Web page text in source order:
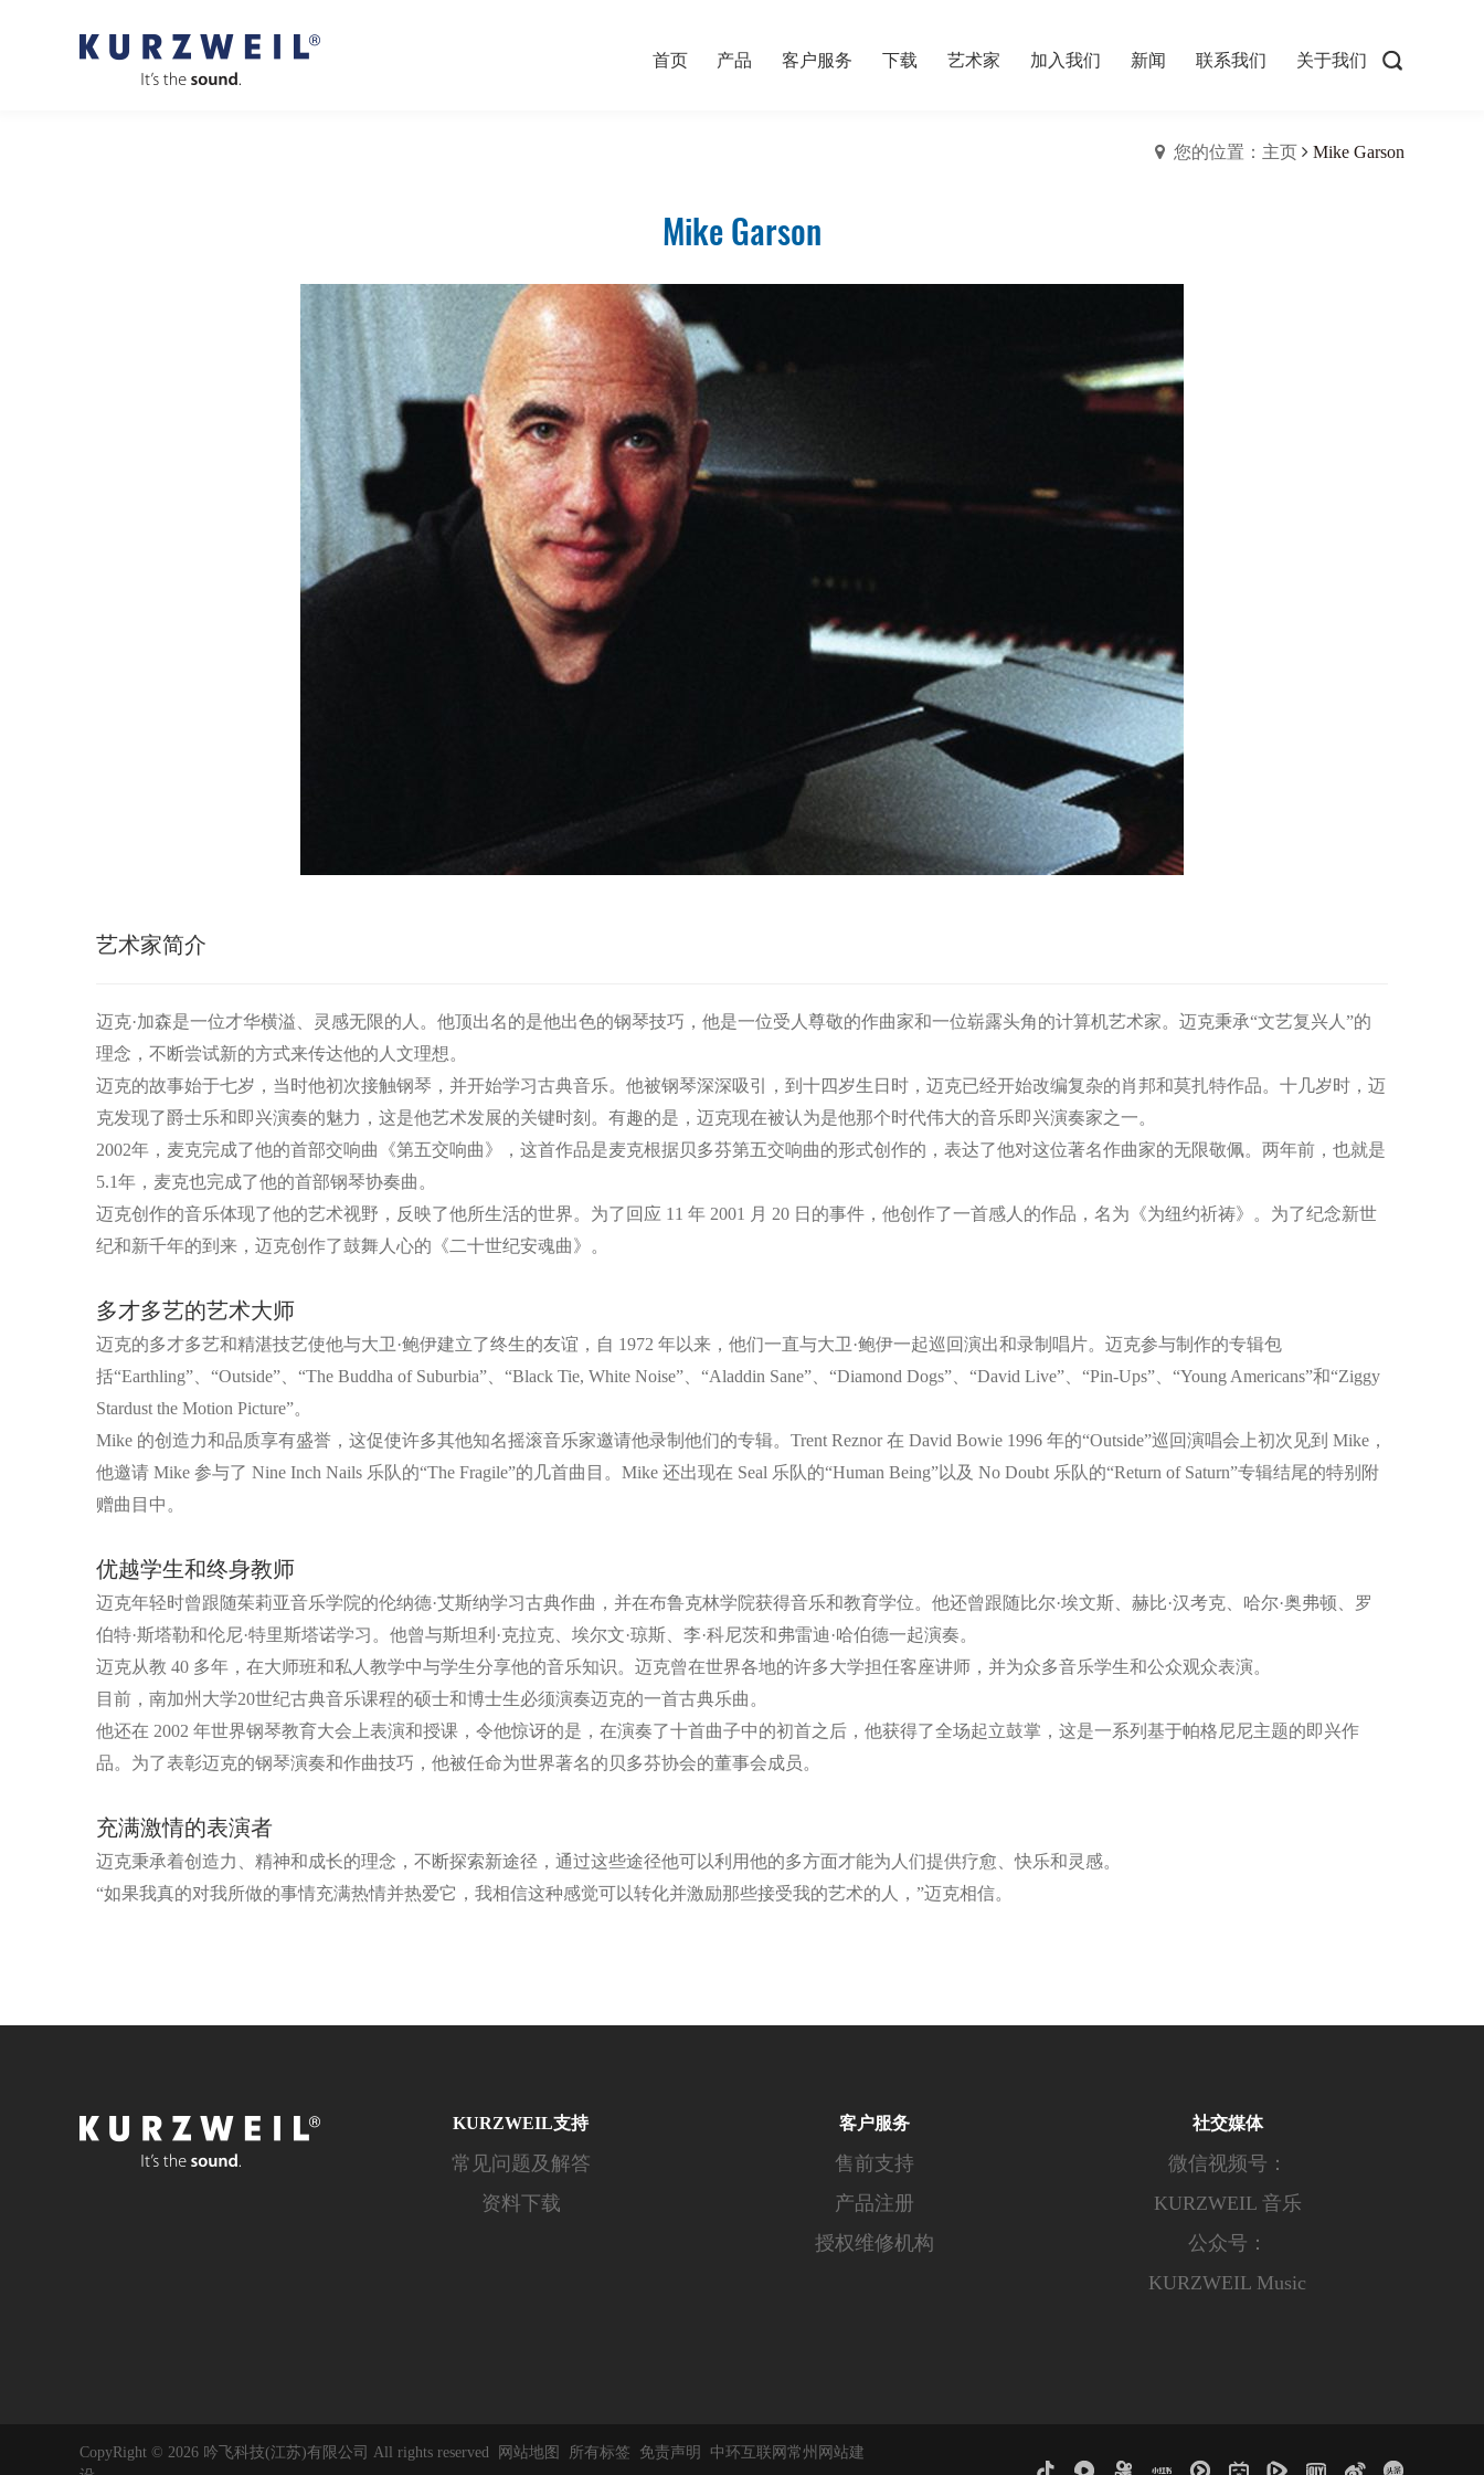
首页 产品 客户服务 下载 艺术家 加入我们 新闻 联系我们 关于我们
您的位置：主页 Mike Garson
Mike Garson
艺术家简介
迈克·加森是一位才华横溢、灵感无限的人。他顶出名的是他出色的钢琴技巧，他是一位受人尊敬的作曲家和一位崭露头角的计算机艺术家。迈克秉承“文艺复兴人”的
理念，不断尝试新的方式来传达他的人文理想。
迈克的故事始于七岁，当时他初次接触钢琴，并开始学习古典音乐。他被钢琴深深吸引，到十四岁生日时，迈克已经开始改编复杂的肖邦和莫扎特作品。十几岁时，迈
克发现了爵士乐和即兴演奏的魅力，这是他艺术发展的关键时刻。有趣的是，迈克现在被认为是他那个时代伟大的音乐即兴演奏家之一。
2002年，麦克完成了他的首部交响曲《第五交响曲》，这首作品是麦克根据贝多芬第五交响曲的形式创作的，表达了他对这位著名作曲家的无限敬佩。两年前，也就是
5.1年，麦克也完成了他的首部钢琴协奏曲。
迈克创作的音乐体现了他的艺术视野，反映了他所生活的世界。为了回应 11 年 2001 月 20 日的事件，他创作了一首感人的作品，名为《为纽约祈祷》。为了纪念新世
纪和新千年的到来，迈克创作了鼓舞人心的《二十世纪安魂曲》。
多才多艺的艺术大师
迈克的多才多艺和精湛技艺使他与大卫·鲍伊建立了终生的友谊，自 1972 年以来，他们一直与大卫·鲍伊一起巡回演出和录制唱片。迈克参与制作的专辑包
括“Earthling”、“Outside”、“The Buddha of Suburbia”、“Black Tie, White Noise”、“Aladdin Sane”、“Diamond Dogs”、“David Live”、“Pin-Ups”、“Young Americans”和“Ziggy
Stardust the Motion Picture”。
Mike 的创造力和品质享有盛誉，这促使许多其他知名摇滚音乐家邀请他录制他们的专辑。Trent Reznor 在 David Bowie 1996 年的“Outside”巡回演唱会上初次见到 Mike，
他邀请 Mike 参与了 Nine Inch Nails 乐队的“The Fragile”的几首曲目。Mike 还出现在 Seal 乐队的“Human Being”以及 No Doubt 乐队的“Return of Saturn”专辑结尾的特别附
赠曲目中。
优越学生和终身教师
迈克年轻时曾跟随茱莉亚音乐学院的伦纳德·艾斯纳学习古典作曲，并在布鲁克林学院获得音乐和教育学位。他还曾跟随比尔·埃文斯、赫比·汉考克、哈尔·奥弗顿、罗
伯特·斯塔勒和伦尼·特里斯塔诺学习。他曾与斯坦利·克拉克、埃尔文·琼斯、李·科尼茨和弗雷迪·哈伯德一起演奏。
迈克从教 40 多年，在大师班和私人教学中与学生分享他的音乐知识。迈克曾在世界各地的许多大学担任客座讲师，并为众多音乐学生和公众观众表演。
目前，南加州大学20世纪古典音乐课程的硕士和博士生必须演奏迈克的一首古典乐曲。
他还在 2002 年世界钢琴教育大会上表演和授课，令他惊讶的是，在演奏了十首曲子中的初首之后，他获得了全场起立鼓掌，这是一系列基于帕格尼尼主题的即兴作
品。为了表彰迈克的钢琴演奏和作曲技巧，他被任命为世界著名的贝多芬协会的董事会成员。
充满激情的表演者
迈克秉承着创造力、精神和成长的理念，不断探索新途径，通过这些途径他可以利用他的多方面才能为人们提供疗愈、快乐和灵感。
“如果我真的对我所做的事情充满热情并热爱它，我相信这种感觉可以转化并激励那些接受我的艺术的人，”迈克相信。
KURZWEIL支持
常见问题及解答
资料下载
客户服务
售前支持
产品注册
授权维修机构
社交媒体
微信视频号：
KURZWEIL 音乐
公众号：
KURZWEIL Music
CopyRight © 2026 吟飞科技(江苏)有限公司 All rights reserved 网站地图 所有标签 免责声明 中环互联网 常州网站建